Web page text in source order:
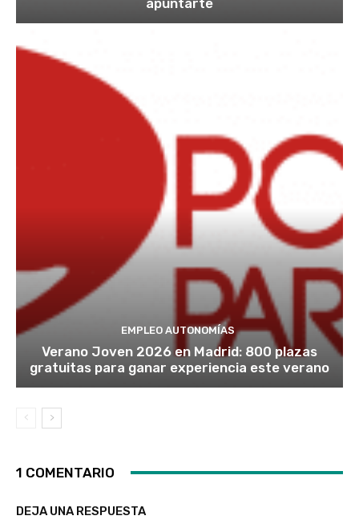
apuntarte
EMPLEO AUTONOMÍAS
Verano Joven 2026 en Madrid: 800 plazas
gratuitas para ganar experiencia este verano
1 COMENTARIO
DEJA UNA RESPUESTA